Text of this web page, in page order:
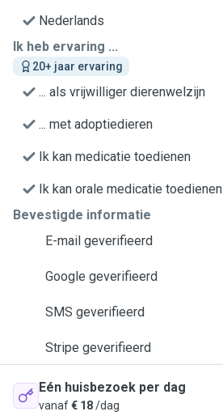
Nederlands
Ik heb ervaring ...
20+ jaar ervaring
... als vrijwilliger dierenwelzijn
... met adoptiedieren
Ik kan medicatie toedienen
Ik kan orale medicatie toedienen
Bevestigde informatie
E-mail geverifieerd
Google geverifieerd
SMS geverifieerd
Stripe geverifieerd
Eén huisbezoek per dag
vanaf€ 18/dag